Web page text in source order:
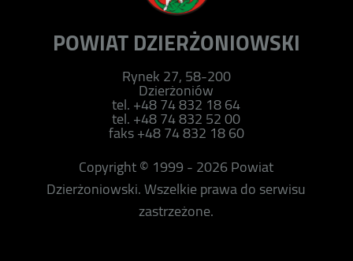
POWIAT DZIERŻONIOWSKI
Rynek 27, 58-200
Dzierżoniów
tel. +48 74 832 18 64
tel. +48 74 832 52 00
faks +48 74 832 18 60
Copyright © 1999 - 2026 Powiat
Dzierżoniowski. Wszelkie prawa do serwisu
zastrzeżone.